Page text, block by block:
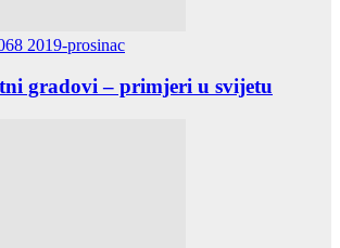
2019-prosinac
gradovi – primjeri u svijetu